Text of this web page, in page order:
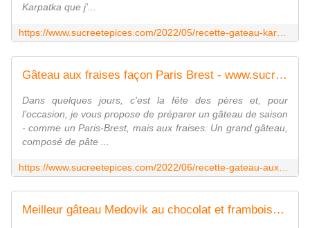
Karpatka que j'...
Gâteau aux fraises façon Paris Brest - www.sucreetepices.com
Dans quelques jours, c'est la fête des pères et, pour
l'occasion, je vous propose de préparer un gâteau de saison
- comme un Paris-Brest, mais aux fraises. Un grand gâteau,
composé de pâte ...
Meilleur gâteau Medovik au chocolat et framboises pour la fête des mamans - Recette en vidéo - www.sucreetepices.com